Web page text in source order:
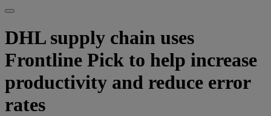
DHL supply chain uses
Frontline Pick to help increase
productivity and reduce error
rates